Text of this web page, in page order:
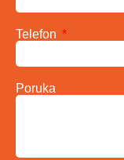
Telefon
Poruka